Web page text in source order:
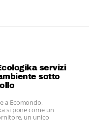
servizi
sotto
a Ecomondo,
si pone come un
un unico